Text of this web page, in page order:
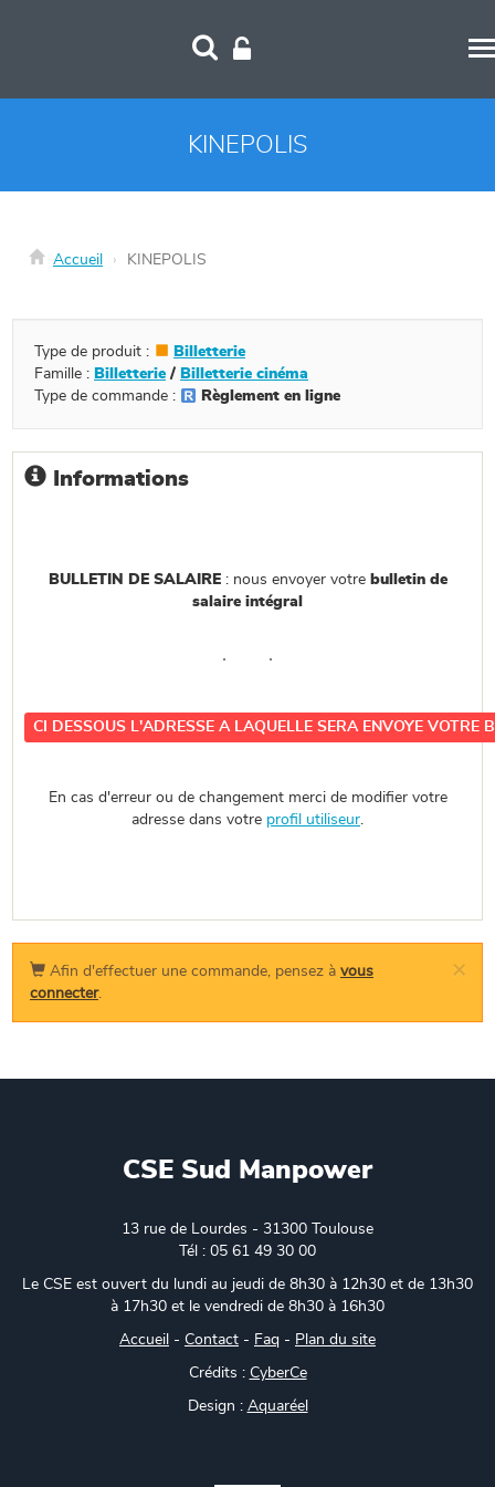
KINEPOLIS
Accueil KINEPOLIS
Type de produit :
Billetterie
Famille : Billetterie / Billetterie cinéma
Type de commande :
Règlement en ligne
Informations
BULLETIN DE SALAIRE: nous envoyer votre bulletin de
salaire intégral
CI DESSOUS L'ADRESSE A LAQUELLE SERA ENVOYE VOTRE
En cas d'erreur ou de changement merci de modifier votre
adresse dans votre profil utiliseur
×
Afin d'effectuer une commande, pensez à vous
connecter.
CSE Sud Manpower
13 rue de Lourdes - 31300 Toulouse
Tél : 05 61 49 30 00
Le CSE est ouvert du lundi au jeudi de 8h30 à 12h30 et de 13h30
à 17h30 et le vendredi de 8h30 à 16h30
Accueil - Contact - Faq - Plan du site
Crédits : CyberCe
Design : Aquaréel